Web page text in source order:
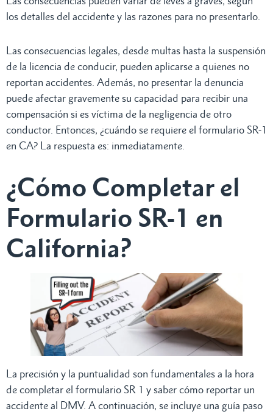
los detalles del accidente y las razones para no presentarlo.
Las consecuencias legales, desde multas hasta la suspensión
de la licencia de conducir, pueden aplicarse a quienes no
reportan accidentes. Además, no presentar la denuncia
puede afectar gravemente su capacidad para recibir una
compensación si es víctima de la negligencia de otro
conductor. Entonces, ¿cuándo se requiere el formulario SR-1
en CA? La respuesta es: inmediatamente.
¿Cómo Completar el
Formulario SR-1 en
California?
La precisión y la puntualidad son fundamentales a la hora
de completar el formulario SR 1 y saber cómo reportar un
accidente al DMV. A continuación, se incluye una guía paso